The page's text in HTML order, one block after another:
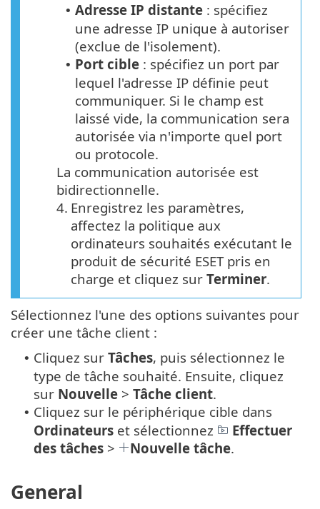
• Adresse IP distante : spécifiez
une adresse IP unique à autoriser
(exclue de l'isolement).
• Port cible : spécifiez un port par
lequel l'adresse IP définie peut
communiquer. Si le champ est
laissé vide, la communication sera
autorisée via n'importe quel port
ou protocole.
La communication autorisée est
bidirectionnelle.
4. Enregistrez les paramètres,
affectez la politique aux
ordinateurs souhaités exécutant le
produit de sécurité ESET pris en
charge et cliquez sur Terminer.
Sélectionnez l'une des options suivantes pour
créer une tâche client :
• Cliquez sur Tâches, puis sélectionnez le
type de tâche souhaité. Ensuite, cliquez
sur Nouvelle > Tâche client.
• Cliquez sur le périphérique cible dans
Ordinateurs et sélectionnez
Effectuer
des tâches > Nouvelle tâche.
General